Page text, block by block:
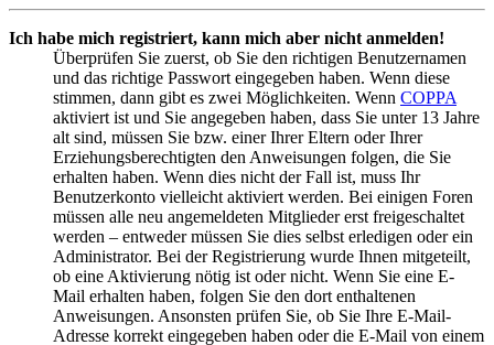
Ich habe mich registriert, kann mich aber nicht anmelden!
Überprüfen Sie zuerst, ob Sie den richtigen Benutzernamen
und das richtige Passwort eingegeben haben. Wenn diese
stimmen, dann gibt es zwei Möglichkeiten. Wenn COPPA
aktiviert ist und Sie angegeben haben, dass Sie unter 13 Jahre
alt sind, müssen Sie bzw. einer Ihrer Eltern oder Ihrer
Erziehungsberechtigten den Anweisungen folgen, die Sie
erhalten haben. Wenn dies nicht der Fall ist, muss Ihr
Benutzerkonto vielleicht aktiviert werden. Bei einigen Foren
müssen alle neu angemeldeten Mitglieder erst freigeschaltet
werden – entweder müssen Sie dies selbst erledigen oder ein
Administrator. Bei der Registrierung wurde Ihnen mitgeteilt,
ob eine Aktivierung nötig ist oder nicht. Wenn Sie eine E-
Mail erhalten haben, folgen Sie den dort enthaltenen
Anweisungen. Ansonsten prüfen Sie, ob Sie Ihre E-Mail-
Adresse korrekt eingegeben haben oder die E-Mail von einem